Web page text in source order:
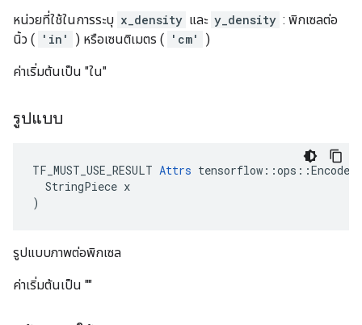
หน่วยที่ใช้ในการระบุ x_density และ y_density : พิกเซลต่อ
นิ้ว ( 'in' ) หรือเซนติเมตร ( 'cm' )
ค่าเริ่มต้นเป็น "ใน"
รูปแบบ
TF_MUST_USE_RESULT Attrs
  StringPiece x
)
รูปแบบภาพต่อพิกเซล
ค่าเริ่มต้นเป็น ""